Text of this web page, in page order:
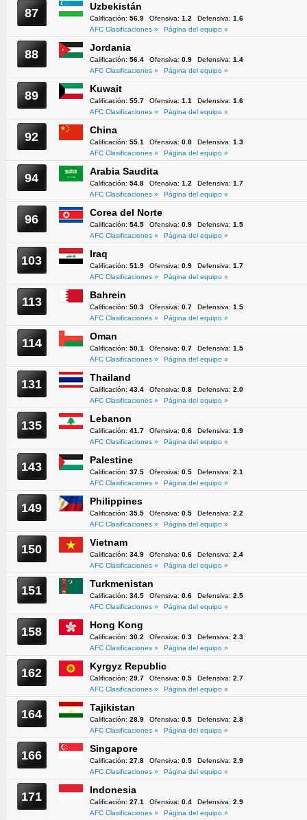
87 Uzbekistán
Calificación: 56.9 Ofensiva: 1.2 Defensiva: 1.6
AFC Clasificaciones »
Página del equipo »
88 Jordania
Calificación: 56.4 Ofensiva: 0.9 Defensiva: 1.4
AFC Clasificaciones »
Página del equipo »
89 Kuwait
Calificación: 55.7 Ofensiva: 1.1 Defensiva: 1.6
AFC Clasificaciones »
Página del equipo »
92 China
Calificación: 55.1 Ofensiva: 0.8 Defensiva: 1.3
AFC Clasificaciones »
Página del equipo »
94 Arabia Saudita
Calificación: 54.8 Ofensiva: 1.2 Defensiva: 1.7
AFC Clasificaciones »
Página del equipo »
96 Corea del Norte
Calificación: 54.5 Ofensiva: 0.9 Defensiva: 1.5
AFC Clasificaciones »
Página del equipo »
103 Iraq
Calificación: 51.9 Ofensiva: 0.9 Defensiva: 1.7
AFC Clasificaciones »
Página del equipo »
113 Bahrein
Calificación: 50.3 Ofensiva: 0.7 Defensiva: 1.5
AFC Clasificaciones »
Página del equipo »
114 Oman
Calificación: 50.1 Ofensiva: 0.7 Defensiva: 1.5
AFC Clasificaciones »
Página del equipo »
131 Thailand
Calificación: 43.4 Ofensiva: 0.8 Defensiva: 2.0
AFC Clasificaciones »
Página del equipo »
135 Lebanon
Calificación: 41.7 Ofensiva: 0.6 Defensiva: 1.9
AFC Clasificaciones »
Página del equipo »
143 Palestine
Calificación: 37.5 Ofensiva: 0.5 Defensiva: 2.1
AFC Clasificaciones »
Página del equipo »
149 Philippines
Calificación: 35.5 Ofensiva: 0.5 Defensiva: 2.2
AFC Clasificaciones »
Página del equipo »
150 Vietnam
Calificación: 34.9 Ofensiva: 0.6 Defensiva: 2.4
AFC Clasificaciones »
Página del equipo »
151 Turkmenistan
Calificación: 34.5 Ofensiva: 0.6 Defensiva: 2.5
AFC Clasificaciones »
Página del equipo »
158 Hong Kong
Calificación: 30.2 Ofensiva: 0.3 Defensiva: 2.3
AFC Clasificaciones »
Página del equipo »
162 Kyrgyz Republic
Calificación: 29.7 Ofensiva: 0.5 Defensiva: 2.7
AFC Clasificaciones »
Página del equipo »
164 Tajikistan
Calificación: 28.9 Ofensiva: 0.5 Defensiva: 2.8
AFC Clasificaciones »
Página del equipo »
166 Singapore
Calificación: 27.8 Ofensiva: 0.5 Defensiva: 2.9
AFC Clasificaciones »
Página del equipo »
171 Indonesia
Calificación: 27.1 Ofensiva: 0.4 Defensiva: 2.9
AFC Clasificaciones »
Página del equipo »